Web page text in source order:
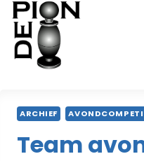
Doorgaan
naar
inhoud
ARCHIEF
Team